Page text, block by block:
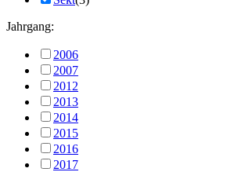
Jahrgang:
2006
2007
2012
2013
2014
2015
2016
2017